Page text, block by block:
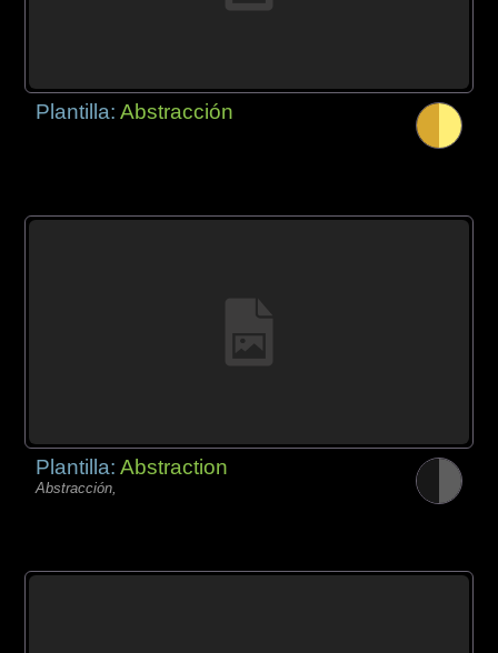
Plantilla:Abstracción
Plantilla:Abstraction
Abstracción,